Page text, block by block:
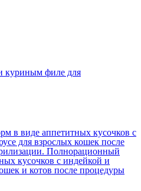
куриным филе для
в виде аппетитных кусочков с
для взрослых кошек после
Полнорационный
кусочков с индейкой и
и котов после процедуры